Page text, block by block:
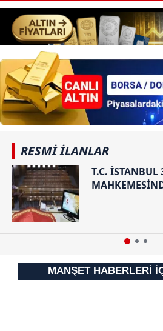
RESMİ İLANLAR
T.C. İSTANBUL
MANŞET HABERLERİ